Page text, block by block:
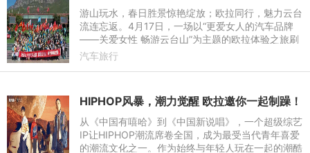
游山玩水，春日胜景惊艳绽放；欧拉同行，魅力云台
流连忘返。4月17日，一场以“更爱女人的汽车品牌
——关爱女性 畅游云台山”为主题的欧拉体验之旅刷
屏朋友圈，长城欧拉与河南全省各地经销商、车主及
汽车旅行
HIPHOP风暴，潮力觉醒 欧拉邀你一起制躁！
从《中国有嘻哈》到《中国新说唱》，一个超级综艺
IP让HIPHOP潮流席卷全国，成为最受当代青年喜爱
的潮流文化之一。作为始终与年轻人玩在一起的潮酷